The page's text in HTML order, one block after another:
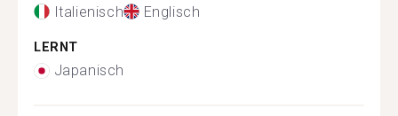
Italienisch Englisch
LERNT
Japanisch